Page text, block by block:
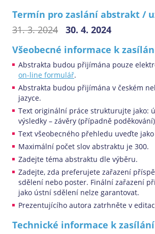
Termín pro zaslání abstrakt /
31. 3. 2024 30. 4. 2024
Všeobecné informace k
Abstrakta budou přijímána pouze
on-line formulář.
Abstrakta budou přijímána v českém
jazyce.
Text originální práce strukturujte jako:
výsledky – závěry (případně
Text všeobecného přehledu uveďte
Maximální počet slov abstraktu je 300.
Zadejte téma abstraktu dle výběru.
Zadejte, zda preferujete zařazení
sdělení nebo poster. Finální zařazení
jako ústní sdělení nelze garantovat.
Prezentujícího autora zatrhněte v
Technické informace k